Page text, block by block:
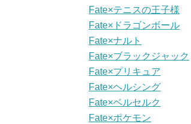
Fate×テニスの王子様
Fate×ドラゴンボール
Fate×ナルト
Fate×ブラックジャック
Fate×プリキュア
Fate×ヘルシング
Fate×ベルセルク
Fate×ポケモン